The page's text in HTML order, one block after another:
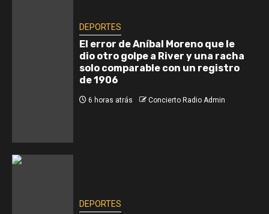
DEPORTES
El error de Aníbal Moreno que le
dio otro golpe a River y una racha
solo comparable con un registro
de 1906
6 horas atrás Concierto Radio Admin
DEPORTES